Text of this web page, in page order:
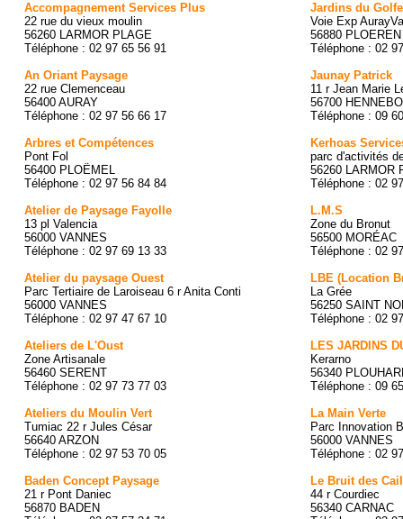
Accompagnement Services Plus
22 rue du vieux moulin
56260 LARMOR PLAGE
Téléphone : 02 97 65 56 91
An Oriant Paysage
22 rue Clemenceau
56400 AURAY
Téléphone : 02 97 56 66 17
Arbres et Compétences
Pont Fol
56400 PLOËMEL
Téléphone : 02 97 56 84 84
Atelier de Paysage Fayolle
13 pl Valencia
56000 VANNES
Téléphone : 02 97 69 13 33
Atelier du paysage Ouest
Parc Tertiaire de Laroiseau 6 r Anita Conti
56000 VANNES
Téléphone : 02 97 47 67 10
Ateliers de L'Oust
Zone Artisanale
56460 SERENT
Téléphone : 02 97 73 77 03
Ateliers du Moulin Vert
Tumiac 22 r Jules César
56640 ARZON
Téléphone : 02 97 53 70 05
Baden Concept Paysage
21 r Pont Daniec
56870 BADEN
Jardins du
Voie Exp
56880 PLOEREN
Téléphone : 02
Jaunay Patrick
11 r Jean Marie
56700
Téléphone : 09
Kerhoas
parc d'activités
56260 LARMOR
Téléphone : 02
L.M.S
Zone du Bronut
56500 MORÉAC
Téléphone : 02
LBE (Location
La Grée
56250 SAINT
Téléphone : 02
LES JARDINS
Kerarno
56340
Téléphone : 09
La Main Verte
Parc Innovation
56000 VANNES
Téléphone : 02
Le Bruit des
44 r Courdiec
56340 CARNAC